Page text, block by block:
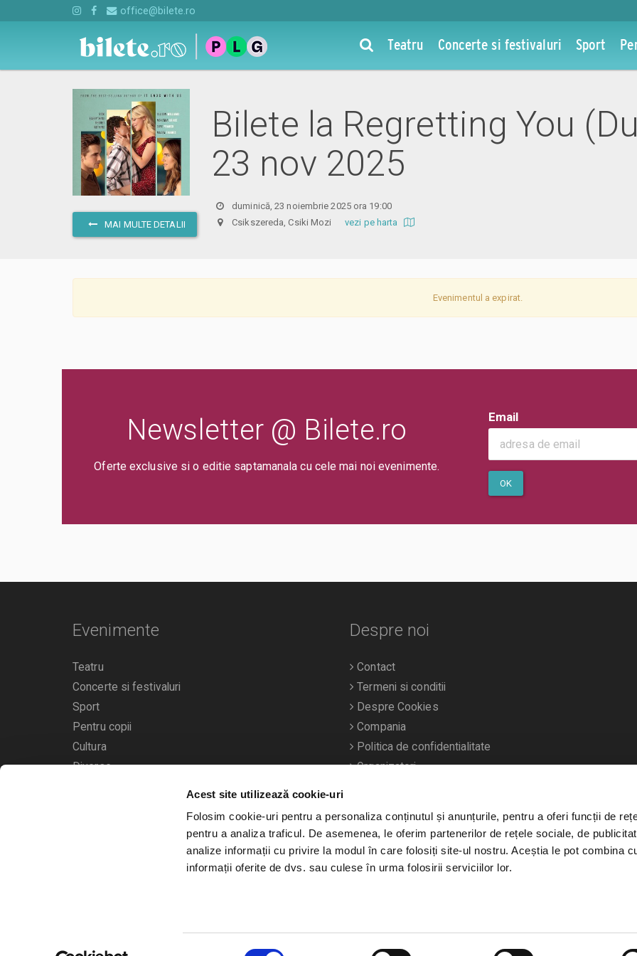
Acest site utilizează cookie-uri
Folosim cookie-uri pentru a personaliza conținutul și anunțurile, pentru a oferi funcții de
pentru a analiza traficul. De asemenea, le oferim partenerilor de rețele sociale, de
analize informații cu privire la modul în care folosiți site-ul nostru. Aceștia le pot combina
informații oferite de dvs. sau culese în urma folosirii serviciilor lor.
office@bilete.ro
Teatru Concerte si festivaluri Sport
MAI MULTE DETALII
Bilete la Regretting You
23 nov 2025
duminică, 23 noiembrie 2025 ora 19:00
Csikszereda, Csiki Mozivezi pe harta
Evenimentul a expirat.
Newsletter @ Bilete.ro
Oferte exclusive si o editie saptamanala cu cele mai noi evenimente.
Email
OK
Evenimente
Teatru
Concerte si festivaluri
Sport
Pentru copii
Cultura
Diverse
Calendarul evenimentelor
Despre noi
Contact
Termeni si conditii
Despre Cookies
Compania
Politica de confidentialitate
Organizatori
Bilete.ro